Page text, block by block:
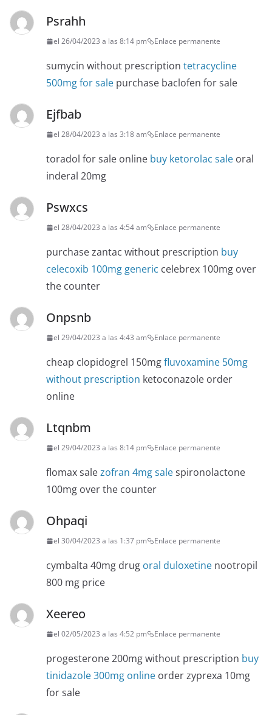
Psrahh
el 26/04/2023 a las 8:14 pm Enlace permanente
sumycin without prescription tetracycline
500mg for sale purchase baclofen for sale
Ejfbab
el 28/04/2023 a las 3:18 am Enlace permanente
toradol for sale online buy ketorolac sale oral
inderal 20mg
Pswxcs
el 28/04/2023 a las 4:54 am Enlace permanente
purchase zantac without prescription buy
celecoxib 100mg generic celebrex 100mg over
the counter
Onpsnb
el 29/04/2023 a las 4:43 am Enlace permanente
cheap clopidogrel 150mgfluvoxamine 50mg
without prescription ketoconazole order
online
Ltqnbm
el 29/04/2023 a las 8:14 pm Enlace permanente
flomax salezofran 4mg salespironolactone
100mg over the counter
Ohpaqi
el 30/04/2023 a las 1:37 pm Enlace permanente
cymbalta 40mg drug oral duloxetine nootropil
800 mg price
Xeereo
el 02/05/2023 a las 4:52 pm Enlace permanente
progesterone 200mg without prescription buy
tinidazole 300mg online order zyprexa 10mg
for sale